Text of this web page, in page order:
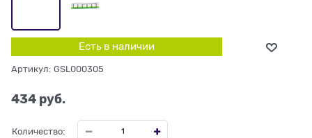
Есть в наличии
Артикул: GSL000305
434 руб.
Количество: